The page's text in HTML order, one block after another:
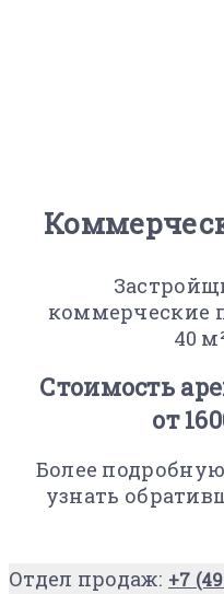
коммерческие
40
Стоимость
от
Более
узнать
Отдел продаж: +7